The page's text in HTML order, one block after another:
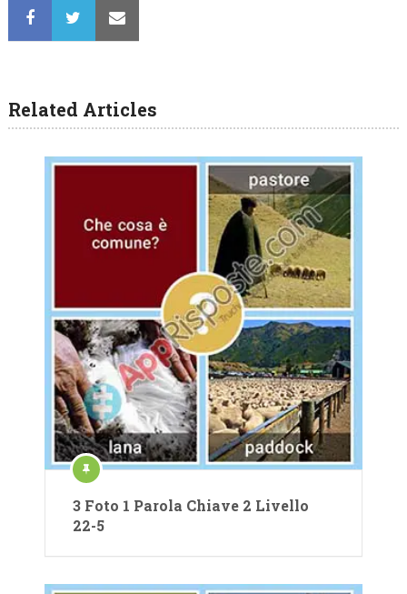
Related Articles
3 Foto 1 Parola Chiave 2 Livello
22-5